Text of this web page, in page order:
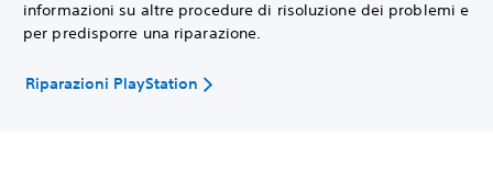
informazioni su altre procedure di risoluzione dei problemi e
per predisporre una riparazione.
Riparazioni PlayStation